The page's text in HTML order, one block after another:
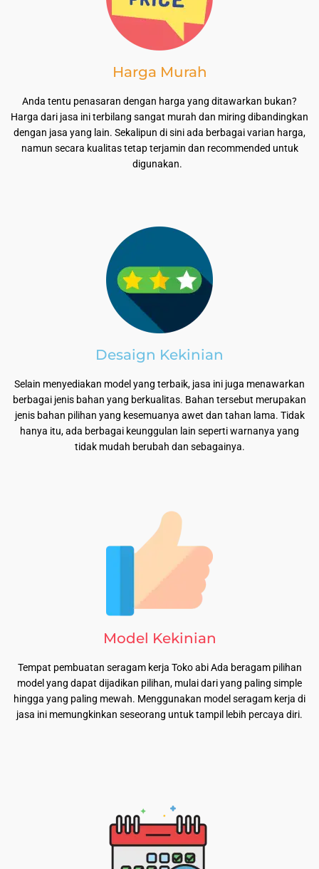
Harga Murah
Anda tentu penasaran dengan harga yang ditawarkan bukan?
Harga dari jasa ini terbilang sangat murah dan miring dibandingkan
dengan jasa yang lain. Sekalipun di sini ada berbagai varian harga,
namun secara kualitas tetap terjamin dan recommended untuk
digunakan.
Desaign Kekinian
Selain menyediakan model yang terbaik, jasa ini juga menawarkan
berbagai jenis bahan yang berkualitas. Bahan tersebut merupakan
jenis bahan pilihan yang kesemuanya awet dan tahan lama. Tidak
hanya itu, ada berbagai keunggulan lain seperti warnanya yang
tidak mudah berubah dan sebagainya.
Model Kekinian
Tempat pembuatan seragam kerja Toko abi Ada beragam pilihan
model yang dapat dijadikan pilihan, mulai dari yang paling simple
hingga yang paling mewah. Menggunakan model seragam kerja di
jasa ini memungkinkan seseorang untuk tampil lebih percaya diri.